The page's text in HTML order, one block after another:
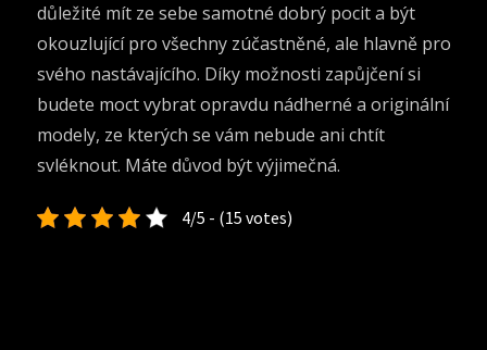
důležité mít ze sebe samotné dobrý pocit a být
okouzlující pro všechny zúčastněné, ale hlavně pro
svého nastávajícího. Díky možnosti zapůjčení si
budete moct vybrat opravdu nádherné a originální
modely, ze kterých se vám nebude ani chtít
svléknout. Máte důvod být výjimečná.
4/5 - (15 votes)